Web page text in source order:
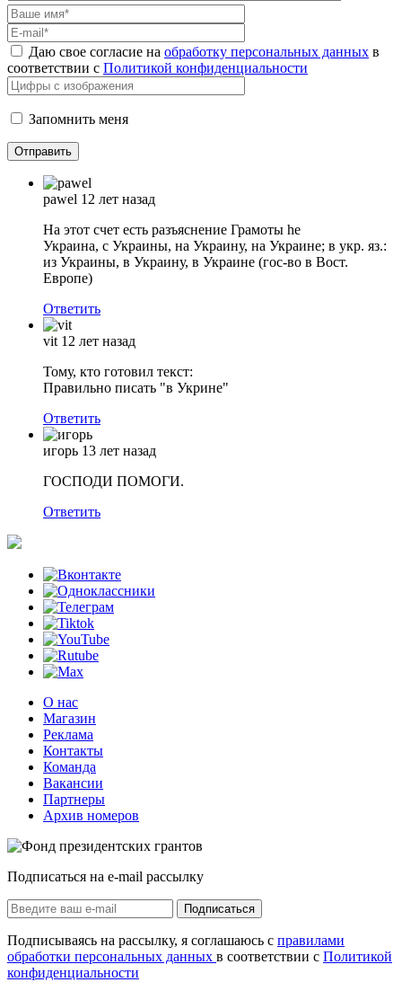
Даю свое согласие на обработку персональных данных в
соответствии с Политикой конфиденциальности
Запомнить меня
pawel 12 лет назад
На этот счет есть разъяснение Грамоты he
Украина, с Украины, на Украину, на Украине; в укр. яз.:
из Украины, в Украину, в Украине (гос-во в Вост.
Европе)
Ответить
vit 12 лет назад
Тому, кто готовил текст:
Правильно писать "в Укрине"
Ответить
игорь 13 лет назад
ГОСПОДИ ПОМОГИ.
Ответить
О нас
Магазин
Реклама
Контакты
Команда
Вакансии
Партнеры
Архив номеров
Подписаться на e-mail рассылку
Подписаться
Подписываясь на рассылку, я соглашаюсь с правилами
обработки персональных данных в соответствии с Политикой
конфиденциальности